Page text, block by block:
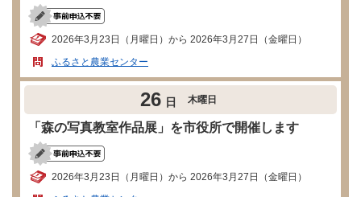
2026年3月23日（月曜日）から 2026年3月27日（金曜日）
ふるさと農業センター
26 日 木曜日
「森の写真教室作品展」を市役所で開催します
2026年3月23日（月曜日）から 2026年3月27日（金曜日）